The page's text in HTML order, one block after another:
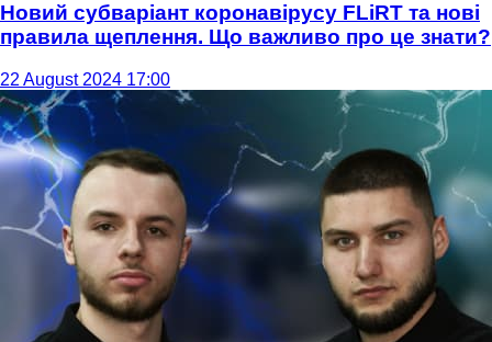
Новий субваріант коронавірусу FLiRT та нові
правила щеплення. Що важливо про це знати?
22 August 2024 17:00